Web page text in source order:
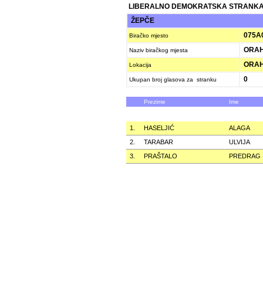
LIBERALNO DEMOKRATSKA
ŽEPČE
Biračko mjesto
Naziv biračkog mjesta
Lokacija
Ukupan broj glasova za stranku 0
Prezime Ime
1. HASELJIĆ
ALAGA
2.
TARABAR
ULVIJA
3.
PRAŠTALO PREDRAG